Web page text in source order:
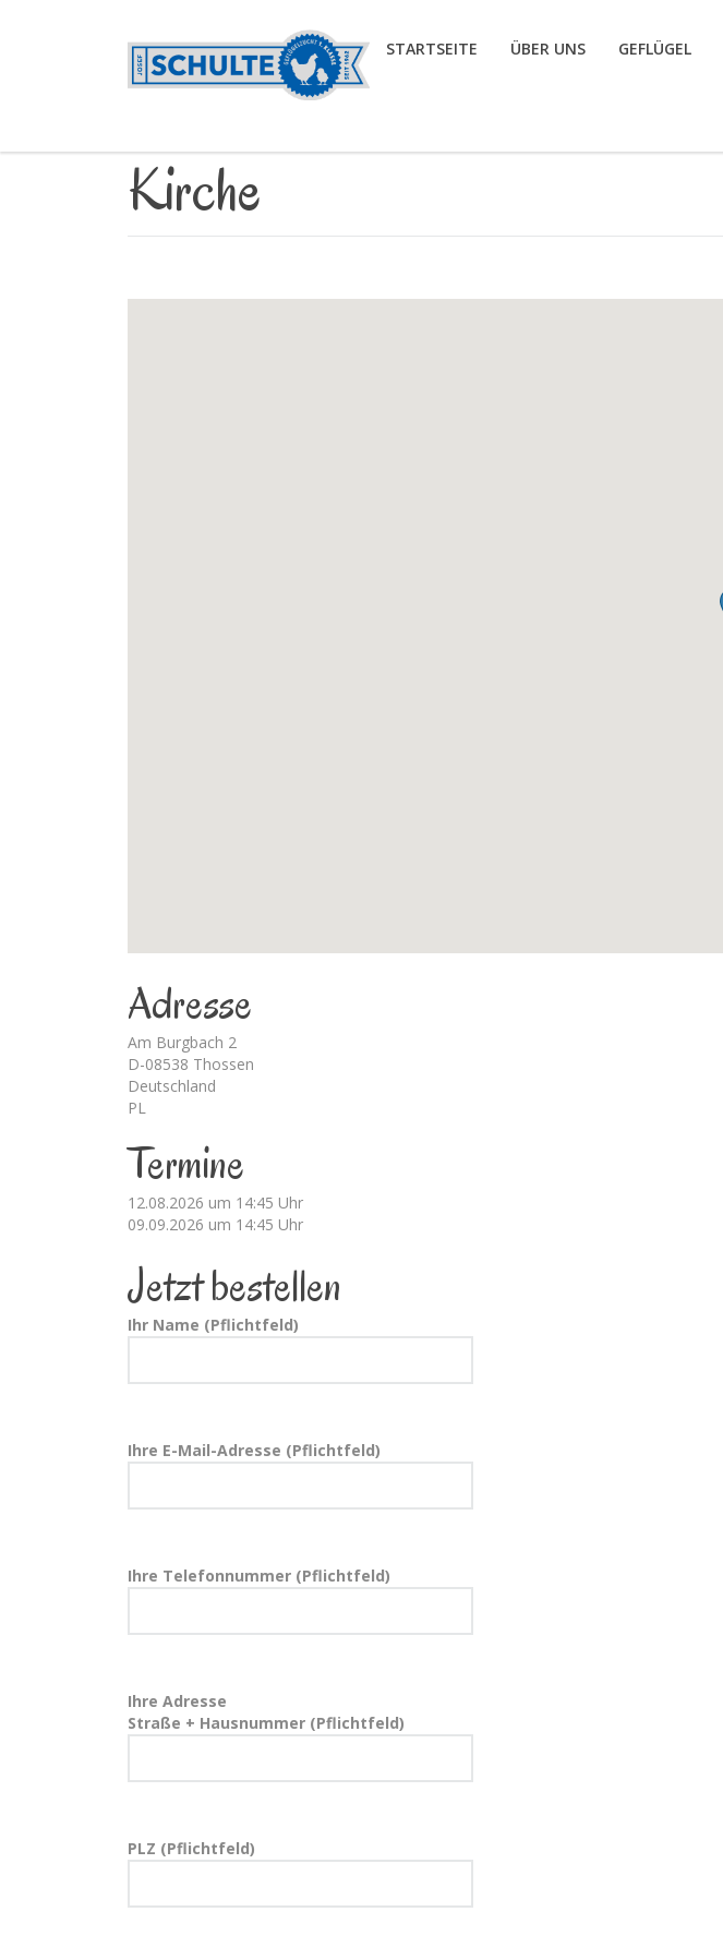
STARTSEITE ÜBER UNS GEFLÜGEL
Kirche
Adresse
Am Burgbach 2
D-08538 Thossen
Deutschland
PL
Termine
12.08.2026 um 14:45 Uhr
09.09.2026 um 14:45 Uhr
Jetzt bestellen
Ihr Name (Pflichtfeld)
Ihre E-Mail-Adresse (Pflichtfeld)
Ihre Telefonnummer (Pflichtfeld)
Ihre Adresse
Straße + Hausnummer (Pflichtfeld)
PLZ (Pflichtfeld)